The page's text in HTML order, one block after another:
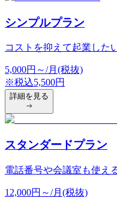
シンプルプラン
コストを抑えて起業した
5,000円 ～/月(税抜)
※税込5,500円
詳細を見る
スタンダードプラン
電話番号や会議室も使え
12,000円 ～/月(税抜)